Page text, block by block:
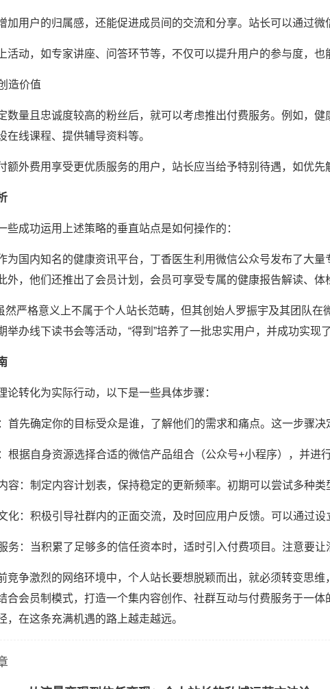
加用户的归属感，还能促进成员间的交流和分享。站长可以通过
活动，如专家讲座、问答环节等，不仅可以提升用户的参与度，也
造价值
数量且忠诚度较高的粉丝后，就可以考虑推出付费服务。例如，
在线课程、提供辅导资料等。
额外费用享受更优质服务的用户，站长应当给予特别待遇，如优
些成功运用上述策略的垂直站点是如何操作的：
为国内知名的健康资讯平台，丁香医生利用微信公众号发布了大
外，他们还推出了会员计划，会员可享受专属的健康报告解读、体
然严格意义上不属于个人站长范畴，但其创始人罗振宇及其团队
举办线下读书会等活动，“得到”培养了一批忠实用户，并成功实现
论转化为实际行动，以下是一些具体步骤：
首先确定你的目标受众是谁，了解他们的需求和痛点。这一步骤决
根据自身资源选择合适的微信产品组合（公众号+小程序），并进
容：制定内容计划表，保持稳定的更新频率。初期可以尝试多种
化：积极引导社群内的正面交流，及时回应用户反馈。可以通过
务：当积累了足够多的信任资本时，适时引入付费项目。注意要
竞争激烈的网络环境中，个人站长要想脱颖而出，就必须转变思
合会员制模式，打造一个集内容创作、社群互动与付费服务于一
，在这条充满机遇的路上越走越远。